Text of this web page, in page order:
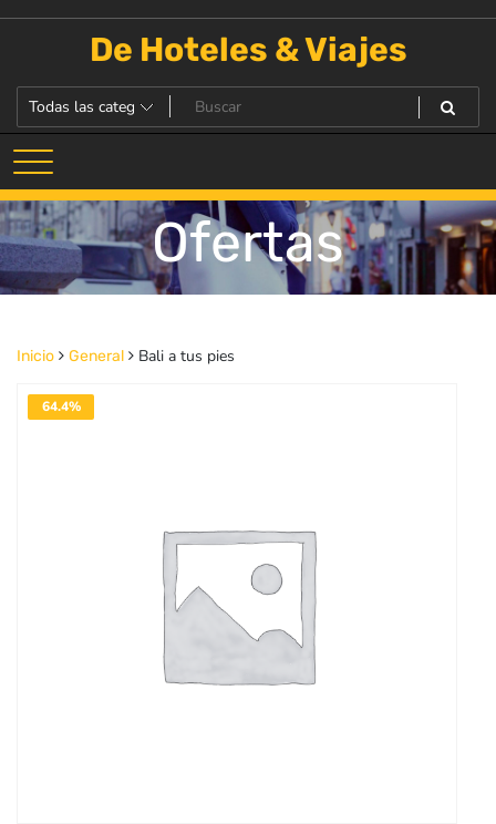
De Hoteles & Viajes
Ofertas
Inicio General Bali a tus pies
64.4%